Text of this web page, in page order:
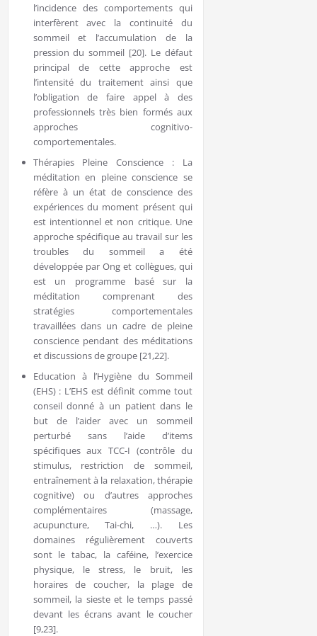
l’incidence des comportements qui
interfèrent avec la continuité du
sommeil et l’accumulation de la
pression du sommeil [20]. Le défaut
principal de cette approche est
l’intensité du traitement ainsi que
l’obligation de faire appel à des
professionnels très bien formés aux
approches cognitivo-
comportementales.
Thérapies Pleine Conscience : La
méditation en pleine conscience se
réfère à un état de conscience des
expériences du moment présent qui
est intentionnel et non critique. Une
approche spécifique au travail sur les
troubles du sommeil a été
développée par Ong et collègues, qui
est un programme basé sur la
méditation comprenant des
stratégies comportementales
travaillées dans un cadre de pleine
conscience pendant des méditations
et discussions de groupe [21,22].
Education à l’Hygiène du Sommeil
(EHS) : L’EHS est définit comme tout
conseil donné à un patient dans le
but de l’aider avec un sommeil
perturbé sans l’aide d’items
spécifiques aux TCC-I (contrôle du
stimulus, restriction de sommeil,
entraînement à la relaxation, thérapie
cognitive) ou d’autres approches
complémentaires (massage,
acupuncture, Tai-chi, …). Les
domaines régulièrement couverts
sont le tabac, la caféine, l’exercice
physique, le stress, le bruit, les
horaires de coucher, la plage de
sommeil, la sieste et le temps passé
devant les écrans avant le coucher
[9,23].